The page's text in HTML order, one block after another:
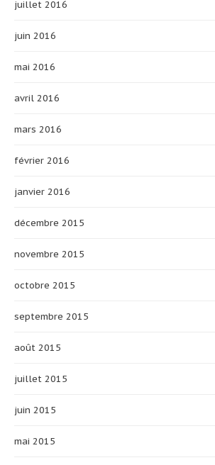
juillet 2016
juin 2016
mai 2016
avril 2016
mars 2016
février 2016
janvier 2016
décembre 2015
novembre 2015
octobre 2015
septembre 2015
août 2015
juillet 2015
juin 2015
mai 2015